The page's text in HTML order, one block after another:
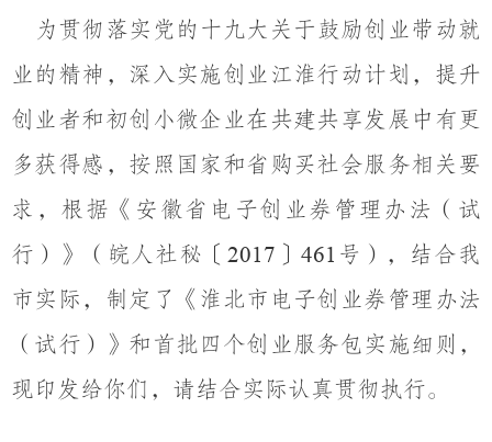
为贯彻落实党的十九大关于鼓励创业带动就
业的精神 ， 深入实施创业江淮行动计划 ， 提升
创业者和初创小微企业在共建共享发展中有更
多获得感，按照国家和省购买社会服务相关要
求，根据《安徽省电子创业券管理办法 （ 试
行 ） 》 （ 皖人社秘 〔 2017 〕 461 号 ） ，结合我
市实际，制定了《淮北市电子创业券管理办法
（ 试行 ） 》和首批四个创业服务包实施细则，
现印发给你们，请结合实际认真贯彻执行。